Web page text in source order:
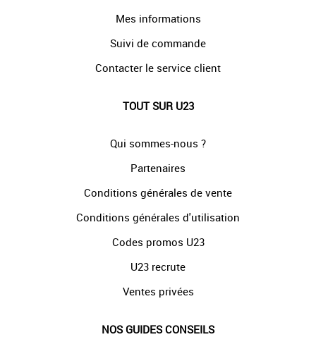
Mes informations
Suivi de commande
Contacter le service client
TOUT SUR U23
Qui sommes-nous ?
Partenaires
Conditions générales de vente
Conditions générales d'utilisation
Codes promos U23
U23 recrute
Ventes privées
NOS GUIDES CONSEILS